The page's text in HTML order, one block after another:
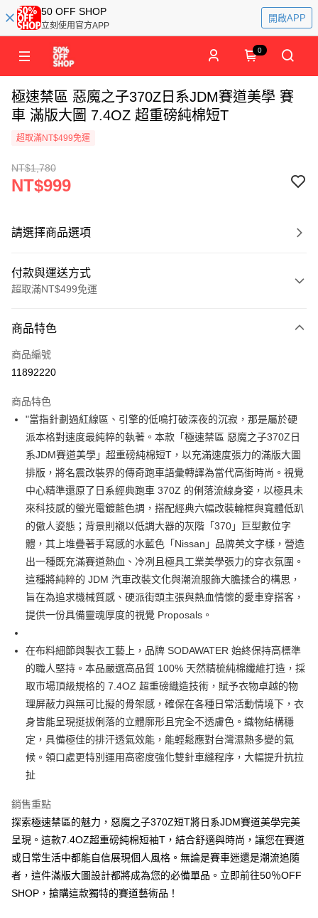
50 OFF SHOP
立刻使用官方APP
開啟APP
0
極速禁區 惡魔之子370Z日系JDM賽道美學 賽
車 滿版大圖 7.4OZ 超重磅純棉短T
超取滿NT$499免運
NT$1,780
NT$999
請選擇商品選項
付款與運送方式
超取滿NT$499免運
信用卡一次付款
超商取貨付款
Apple Pay
街口支付
悠遊付
Google Pay
全盈+PAY
AFTEE先享後付
相關說明
【關於「AFTEE先享後付」】
AFTEE先享後付是「在收到商品之後才付款」的支付方式。 讓您購物簡單
１．簡單：不需註冊會員、不需綁卡、不需儲值。
２．便利：只要手機號碼，簡訊認證，即可結帳。
３．安心：先確認商品／服務後，再付款。
【「AFTEE先享後付」結帳流程】
１．於結帳方式選擇「AFTEE先享後付」後，將跳轉至「AFTEE先享後付」
２．訂單成立數日內，您將收到繳費通知簡訊。
３．收到繳費通知簡訊後14天內，點擊此簡訊中的連結，可透過四大超商／
ATM／網路銀行／等多元方式進行付款，方視為交易完成。
※ 請注意：結帳手續完成當下不需立刻繳費，但若您需要取消訂單，請聯絡
購買商品的店家。未經商家同意取消之訂單仍視為有效，需透過AFTEE先享
後付繳納相關費用。
是否繳費成功／繳費後需取消欲退款等相關疑問，請聯繫「AFTEE先享後付
客戶支援中心」
【注意事項】
易，需依本服務之必要範圍內提供個人資料，並將交易相關給付款項請求債
權轉讓予恩沛科技股份有限公司。
２．關於個人資料處理事宜，請瀏覽以下網址：
https://aftee.tw/terms/#terms3
ATM付款
全家取貨付款
每筆NT$45
每筆NT$45
7-11取貨付款
每筆NT$45，滿NT$499(含以上)免運費
每筆NT$45，滿NT$499(含以上)免運費
每筆NT$70，滿NT$499(含以上)免運費
商品特色
商品編號
11892220
商品特色
"當指針劃過紅線區、引擎的低鳴打破深夜的沉寂，那是屬於硬
派本格對速度最純粹的執著。本款「極速禁區 惡魔之子370Z日
系JDM賽道美學」超重磅純棉短T，以充滿速度張力的滿版大圖
排版，將名震改裝界的傳奇跑車語彙轉譯為當代高街時尚。視覺
中心精準還原了日系經典跑車 370Z 的俐落流線身姿，以極具未
來科技感的螢光電鍍藍色調，搭配經典六幅改裝輪框與寬體低趴
的傲人姿態；背景則襯以低調大器的灰階「370」巨型數位字
體，其上堆疊著手寫感的水藍色「Nissan」品牌英文字樣，營造
出一種既充滿賽道熱血、冷冽且極具工業美學張力的穿衣氛圍。
這種將純粹的 JDM 汽車改裝文化與潮流服飾大膽揉合的構思，
旨在為追求機械質感、硬派街頭主張與熱血情懷的愛車穿搭客，
提供一份具備靈魂厚度的視覺 Proposals。
在布料細節與製衣工藝上，品牌 SODAWATER 始終保持高標準
的職人堅持。本品嚴選高品質 100% 天然精梳純棉纖維打造，採
取市場頂級規格的 7.4OZ 超重磅織造技術，賦予衣物卓越的物
理屏蔽力與無可比擬的骨架感，確保在各種日常活動情境下，衣
身皆能呈現挺拔俐落的立體廓形且完全不透膚色。織物結構穩
定，具備極佳的排汗透氣效能，能輕鬆應對台灣濕熱多變的氣
候。領口處更特別運用高密度強化雙針車縫程序，大幅提升抗拉
扯
銷售重點
探索極速禁區的魅力，惡魔之子370Z短T將日系JDM賽道美學完美
呈現。這款7.4OZ超重磅純棉短袖T，結合舒適與時尚，讓您在賽道
或日常生活中都能自信展現個人風格。無論是賽車迷還是潮流追隨
者，這件滿版大圖設計都將成為您的必備單品。立即前往50％OFF
SHOP，搶購這款獨特的賽道藝術品！